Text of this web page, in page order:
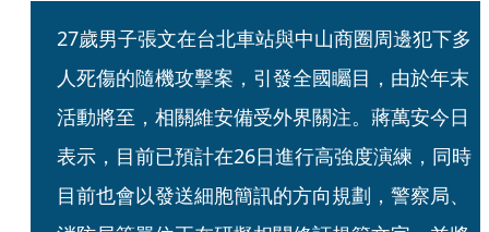
27歲男子張文在台北車站與中山商圈周邊犯下多
人死傷的隨機攻擊案，引發全國矚目，由於年末
活動將至，相關維安備受外界關注。蔣萬安今日
表示，目前已預計在26日進行高強度演練，同時
目前也會以發送細胞簡訊的方向規劃，警察局、